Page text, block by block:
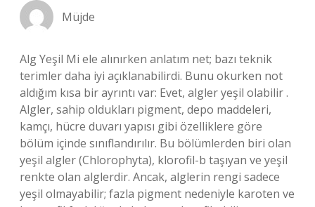
Müjde
Alg Yeşil Mi ele alınırken anlatım net; bazı teknik
terimler daha iyi açıklanabilirdi. Bunu okurken not
aldığım kısa bir ayrıntı var: Evet, algler yeşil olabilir .
Algler, sahip oldukları pigment, depo maddeleri,
kamçı, hücre duvarı yapısı gibi özelliklere göre
bölüm içinde sınıflandırılır. Bu bölümlerden biri olan
yeşil algler (Chlorophyta), klorofil-b taşıyan ve yeşil
renkte olan alglerdir. Ancak, alglerin rengi sadece
yeşil olmayabilir; fazla pigment nedeniyle karoten ve